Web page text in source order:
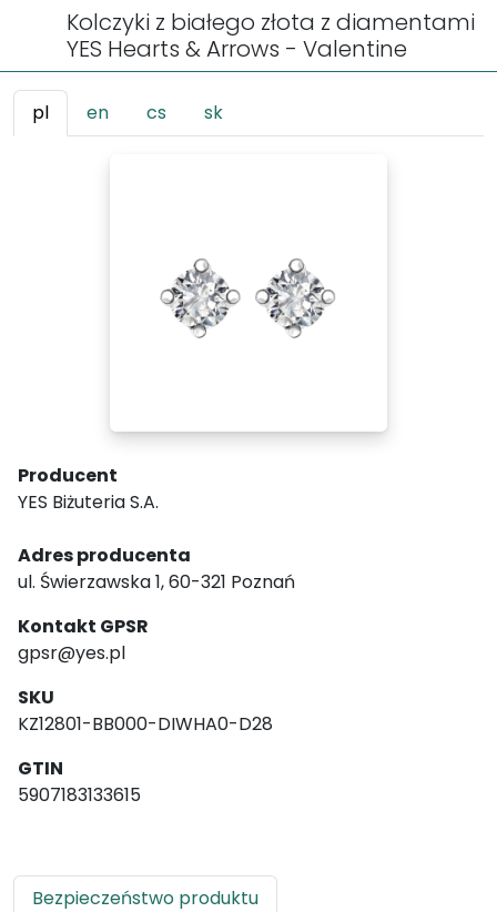
Kolczyki z białego złota z diamentami
YES Hearts & Arrows - Valentine
pl en cs sk
Producent
YES Biżuteria S.A.
Adres producenta
ul. Świerzawska 1, 60-321 Poznań
Kontakt GPSR
gpsr@yes.pl
SKU
KZ12801-BB000-DIWHA0-D28
GTIN
5907183133615
Bezpieczeństwo produktu